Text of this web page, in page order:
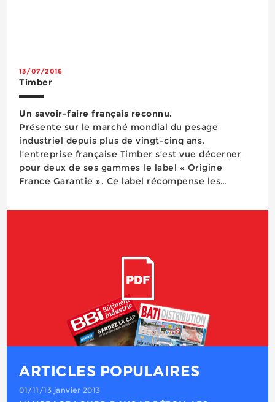
13/07/2016
Timber
Un savoir-faire français reconnu.
Présente sur le marché mondial du pesage
industriel depuis plus de vingt-cinq ans,
l’entreprise française Timber s’est vue décerner
pour deux de ses gammes le label « Origine
France Garantie ». Ce label récompense les
production locale de l’entreprise d’Esmans (77), le
ARTICLES POPULAIRES
01/11/13 janvier 2013